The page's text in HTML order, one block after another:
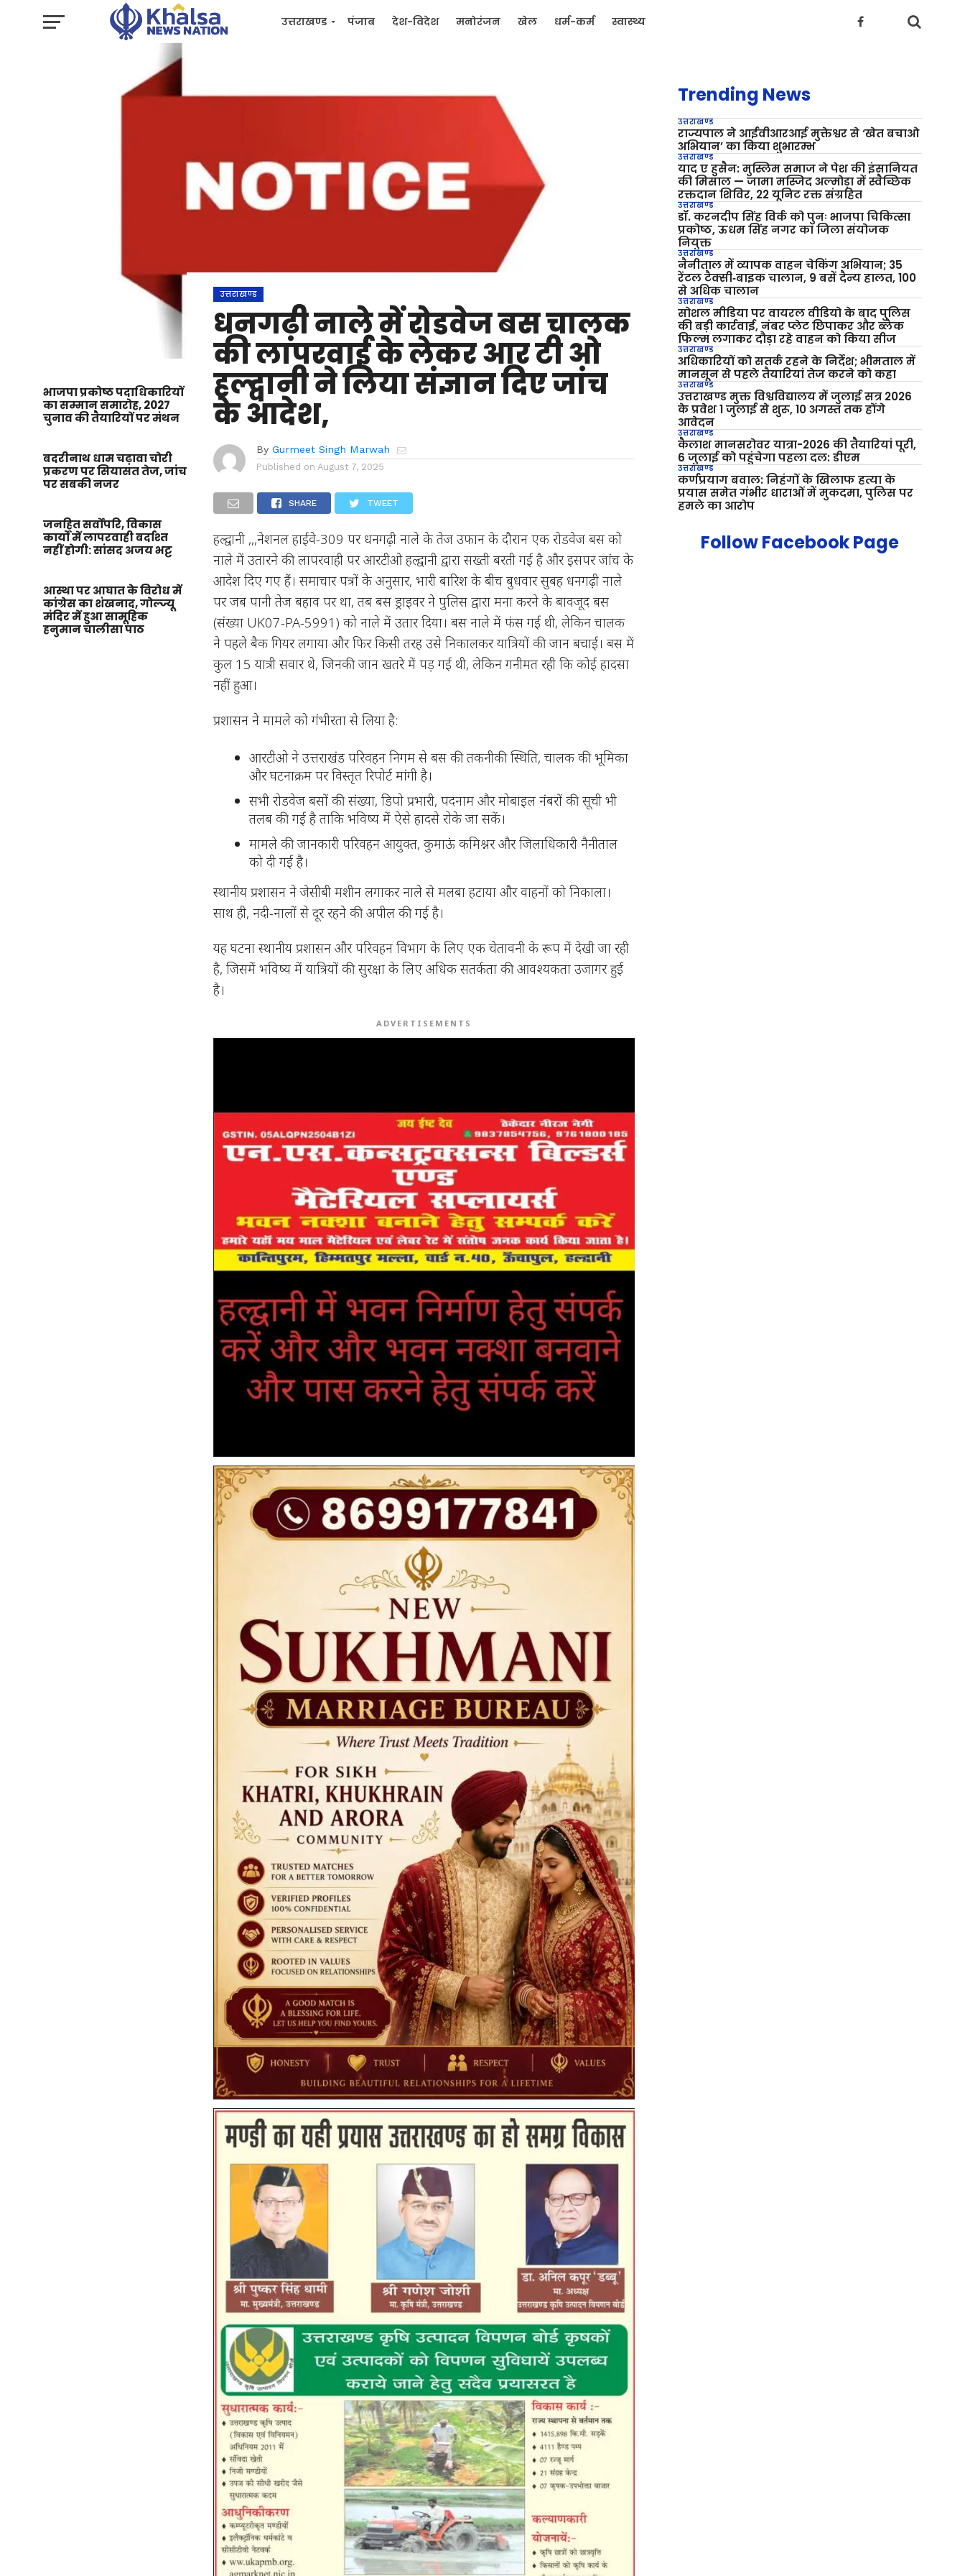
उत्तराखण्ड पंजाब देश-विदेश मनोरंजन खेल धर्म-कर्म स्वास्थ्य
भाजपा प्रकोष्ठ पदाधिकारियों
का सम्मान समारोह, 2027
चुनाव की तैयारियों पर मंथन
बदरीनाथ धाम चढ़ावा चोरी
प्रकरण पर सियासत तेज, जांच
पर सबकी नजर
जनहित सर्वोपरि, विकास
कार्यों में लापरवाही बर्दाश्त
नहीं होगी: सांसद अजय भट्ट
आस्था पर आघात के विरोध में
कांग्रेस का शंखनाद, गोल्ज्यू
मंदिर में हुआ सामूहिक
हनुमान चालीसा पाठ
उत्तराखण्ड
धनगढ़ी नाले में रोडवेज बस चालक
की लापरवाई के लेकर आर टी ओ
हल्द्वानी ने लिया संज्ञान दिए जांच
के आदेश,
By Gurmeet Singh Marwah
Published on August 7, 2025
SHARE TWEET
हल्द्वानी ,,,नेशनल हाईवे-309 पर धनगढ़ी नाले के तेज उफान के दौरान एक रोडवेज बस को
नाले में उतारने की लापरवाही पर आरटीओ हल्द्वानी द्वारा सख्ती बरती गई है और इसपर जांच के
आदेश दिए गए हैं। समाचार पत्रों के अनुसार, भारी बारिश के बीच बुधवार सुबह धनगढ़ी नाले
पर जब पानी तेज बहाव पर था, तब बस ड्राइवर ने पुलिस द्वारा मना करने के बावजूद बस
(संख्या UK07-PA-5991) को नाले में उतार दिया। बस नाले में फंस गई थी, लेकिन चालक
ने पहले बैक गियर लगाया और फिर किसी तरह उसे निकालकर यात्रियों की जान बचाई। बस में
कुल 15 यात्री सवार थे, जिनकी जान खतरे में पड़ गई थी, लेकिन गनीमत रही कि कोई हादसा
नहीं हुआ।
प्रशासन ने मामले को गंभीरता से लिया है:
आरटीओ ने उत्तराखंड परिवहन निगम से बस की तकनीकी स्थिति, चालक की भूमिका
और घटनाक्रम पर विस्तृत रिपोर्ट मांगी है।
सभी रोडवेज बसों की संख्या, डिपो प्रभारी, पदनाम और मोबाइल नंबरों की सूची भी
तलब की गई है ताकि भविष्य में ऐसे हादसे रोके जा सकें।
मामले की जानकारी परिवहन आयुक्त, कुमाऊं कमिश्नर और जिलाधिकारी नैनीताल
को दी गई है।
स्थानीय प्रशासन ने जेसीबी मशीन लगाकर नाले से मलबा हटाया और वाहनों को निकाला।
साथ ही, नदी-नालों से दूर रहने की अपील की गई है।
यह घटना स्थानीय प्रशासन और परिवहन विभाग के लिए एक चेतावनी के रूप में देखी जा रही
है, जिसमें भविष्य में यात्रियों की सुरक्षा के लिए अधिक सतर्कता की आवश्यकता उजागर हुई
है।
ADVERTISEMENTS
Trending News
उत्तराखण्ड
राज्यपाल ने आईवीआरआई मुक्तेश्वर से ‘खेत बचाओ
अभियान’ का किया शुभारम्भ
उत्तराखण्ड
याद ए हुसैन: मुस्लिम समाज ने पेश की इंसानियत
की मिसाल — जामा मस्जिद अल्मोड़ा में स्वैच्छिक
रक्तदान शिविर, 22 यूनिट रक्त संग्रहित
उत्तराखण्ड
डॉ. करनदीप सिंह विर्क को पुनः भाजपा चिकित्सा
प्रकोष्ठ, ऊधम सिंह नगर का जिला संयोजक
नियुक्त
उत्तराखण्ड
नैनीताल में व्यापक वाहन चेकिंग अभियान; 35
रेंटल टैक्सी‑बाइक चालान, 9 बसें दैन्य हालत, 100
से अधिक चालान
उत्तराखण्ड
सोशल मीडिया पर वायरल वीडियो के बाद पुलिस
की बड़ी कार्रवाई, नंबर प्लेट छिपाकर और ब्लैक
फिल्म लगाकर दौड़ा रहे वाहन को किया सीज
उत्तराखण्ड
अधिकारियों को सतर्क रहने के निर्देश; भीमताल में
मानसून से पहले तैयारियां तेज करने को कहा
उत्तराखण्ड
उत्तराखण्ड मुक्त विश्वविद्यालय में जुलाई सत्र 2026
के प्रवेश 1 जुलाई से शुरू, 10 अगस्त तक होंगे
आवेदन
उत्तराखण्ड
कैलाश मानसरोवर यात्रा-2026 की तैयारियां पूरी,
6 जुलाई को पहुंचेगा पहला दल: डीएम
उत्तराखण्ड
कर्णप्रयाग बवाल: निहंगों के खिलाफ हत्या के
प्रयास समेत गंभीर धाराओं में मुकदमा, पुलिस पर
हमले का आरोप
Follow Facebook Page